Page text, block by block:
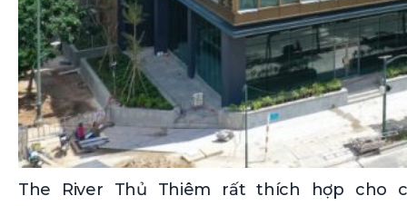
The River Thủ Thiêm rất thích hợp cho